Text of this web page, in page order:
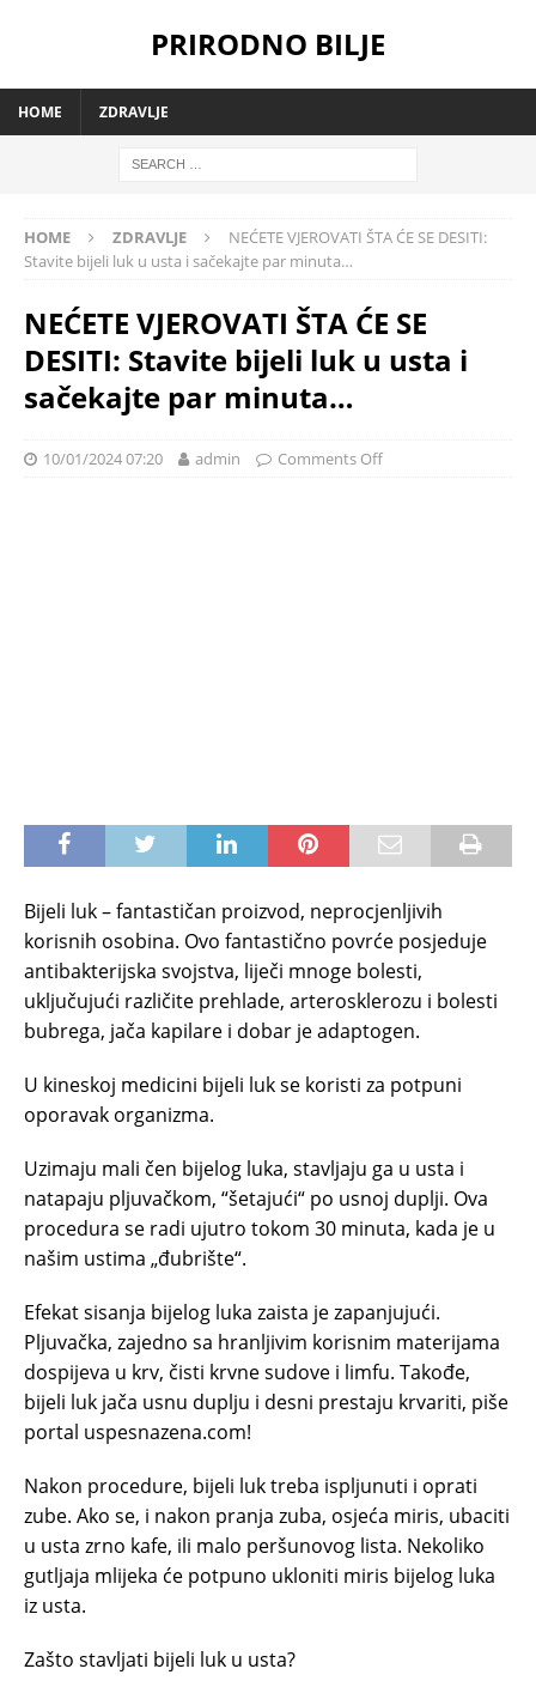
PRIRODNO BILJE
HOME ZDRAVLJE
HOME ZDRAVLJE
NEĆETE VJEROVATI ŠTA ĆE SE DESITI:
Stavite bijeli luk u usta i sačekajte par minuta…
NEĆETE VJEROVATI ŠTA ĆE SE
DESITI: Stavite bijeli luk u usta i
sačekajte par minuta…
10/01/2024 07:20 admin Comments Off
Bijeli luk – fantastičan proizvod, neprocjenljivih
korisnih osobina. Ovo fantastično povrće posjeduje
antibakterijska svojstva, liječi mnoge bolesti,
uključujući različite prehlade, arterosklerozu i bolesti
bubrega, jača kapilare i dobar je adaptogen.
U kineskoj medicini bijeli luk se koristi za potpuni
oporavak organizma.
Uzimaju mali čen bijelog luka, stavljaju ga u usta i
natapaju pljuvačkom, “šetajući“ po usnoj duplji. Ova
procedura se radi ujutro tokom 30 minuta, kada je u
našim ustima „đubrište“.
Efekat sisanja bijelog luka zaista je zapanjujući.
Pljuvačka, zajedno sa hranljivim korisnim materijama
dospijeva u krv, čisti krvne sudove i limfu. Takođe,
bijeli luk jača usnu duplju i desni prestaju krvariti, piše
portal uspesnazena.com!
Nakon procedure, bijeli luk treba ispljunuti i oprati
zube. Ako se, i nakon pranja zuba, osjeća miris, ubaciti
u usta zrno kafe, ili malo peršunovog lista. Nekoliko
gutljaja mlijeka će potpuno ukloniti miris bijelog luka
iz usta.
Zašto stavljati bijeli luk u usta?